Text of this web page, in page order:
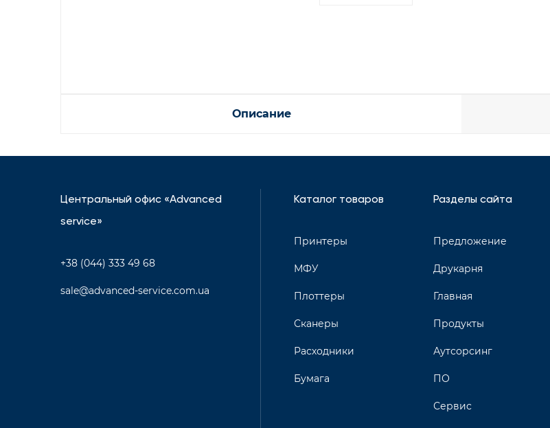
Описание
Центральный офис «Advanced
service»
+38 (044) 333 49 68
sale@advanced-service.com.ua
Каталог товаров
Принтеры
МФУ
Плоттеры
Сканеры
Расходники
Бумага
Разделы сайта
Предложение
Друкарня
Главная
Продукты
Аутсорсинг
ПО
Сервис